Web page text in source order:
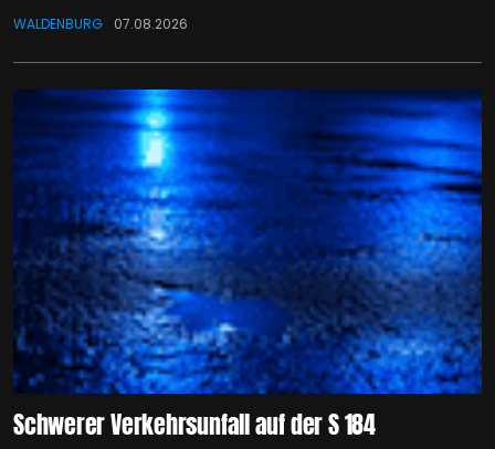
WALDENBURG 07.08.2026
Schwerer Verkehrsunfall auf der S 184